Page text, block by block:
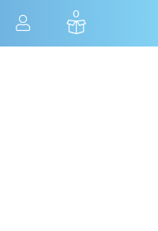
Close
0